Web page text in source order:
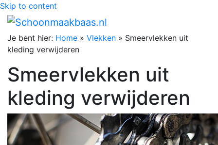
Skip to content
Je bent hier: Home » Vlekken » Smeervlekken uit
kleding verwijderen
Smeervlekken uit
kleding verwijderen